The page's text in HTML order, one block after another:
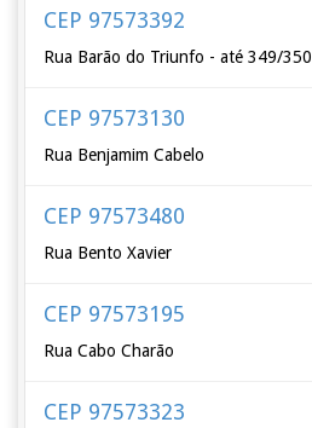
CEP 97573392
Rua Barão do Triunfo - até 349/350
CEP 97573130
Rua Benjamim Cabelo
CEP 97573480
Rua Bento Xavier
CEP 97573195
Rua Cabo Charão
CEP 97573323